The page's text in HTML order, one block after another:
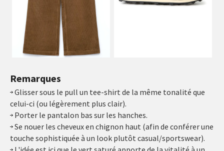
Remarques
Glisser sous le pull un tee-shirt de la même tonalité que
celui-ci (ou légèrement plus clair).
Porter le pantalon bas sur les hanches.
Se nouer les cheveux en chignon haut (afin de conférer une
touche sophistiquée à un look plutôt casual/sportswear).